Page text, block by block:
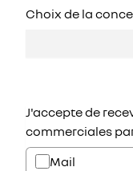
Choix de la
J'accepte de
commerciales
Mail